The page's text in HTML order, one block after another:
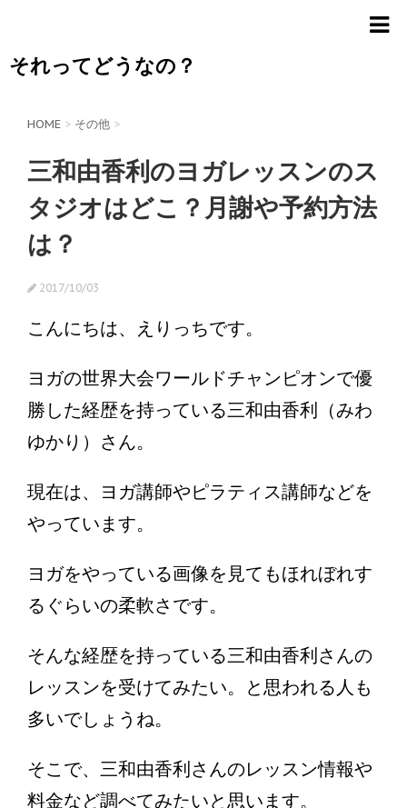
それってどうなの？
HOME > その他 >
三和由香利のヨガレッスンのス
タジオはどこ？月謝や予約方法
は？
2017/10/03
こんにちは、えりっちです。
ヨガの世界大会ワールドチャンピオンで優
勝した経歴を持っている三和由香利（みわ
ゆかり）さん。
現在は、ヨガ講師やピラティス講師などを
やっています。
ヨガをやっている画像を見てもほれぼれす
るぐらいの柔軟さです。
そんな経歴を持っている三和由香利さんの
レッスンを受けてみたい。と思われる人も
多いでしょうね。
そこで、三和由香利さんのレッスン情報や
料金など調べてみたいと思います。